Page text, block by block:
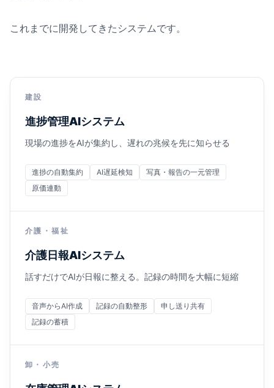
これまでに開発してきたシステムです。
建設
進捗管理AIシステム
現場の進捗をAIが集約し、遅れの兆候を先に知らせる
進捗の自動集約 AI遅延検知
写真・報告の一元管理
原価連動
介護・福祉
介護日報AIシステム
話すだけでAIが日報に整える。記録の時間を大幅に短縮
音声からAI作成 記録の自動整形
申し送り共有
記録の蓄積
卸・小売